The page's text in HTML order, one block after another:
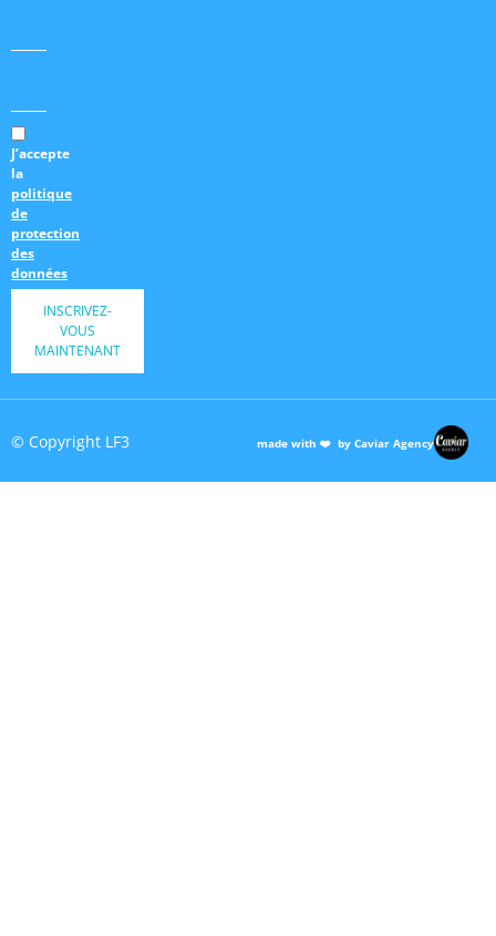
J’accepte
la
politique
de
protection
des
données
INSCRIVEZ-
VOUS
MAINTENANT
© Copyright LF3 made with ❤️ by Caviar Agency